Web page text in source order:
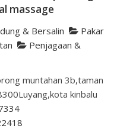
massage
& Bersalin
Pakar
Penjagaan &
muntahan 3b,taman
kinbalu